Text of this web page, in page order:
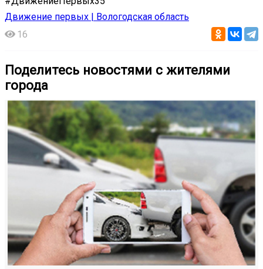
Движение первых | Вологодская область
16
Поделитесь новостями с жителями
города